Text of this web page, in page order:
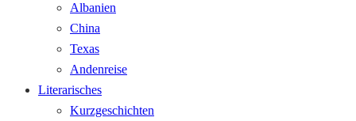
Albanien
China
Texas
Andenreise
Literarisches
Kurzgeschichten